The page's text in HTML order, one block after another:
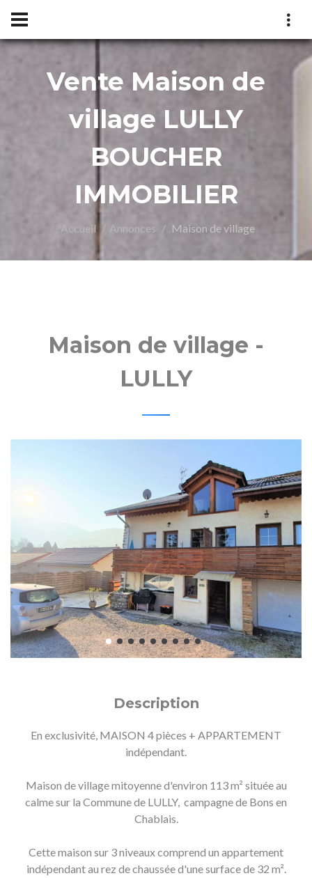
Vente Maison de
village LULLY
BOUCHER
IMMOBILIER
Accueil Annonces Maison de village
Maison de village -
LULLY
Description
En exclusivité, MAISON 4 pièces + APPARTEMENT
indépendant.
Maison de village mitoyenne d'environ 113 m² située au
calme sur la Commune de LULLY, campagne de Bons en
Chablais.
Cette maison sur 3 niveaux comprend un appartement
indépendant au rez de chaussée d'une surface de 32 m².